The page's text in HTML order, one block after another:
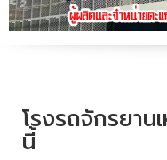
โรงรถจักรยา
นี้